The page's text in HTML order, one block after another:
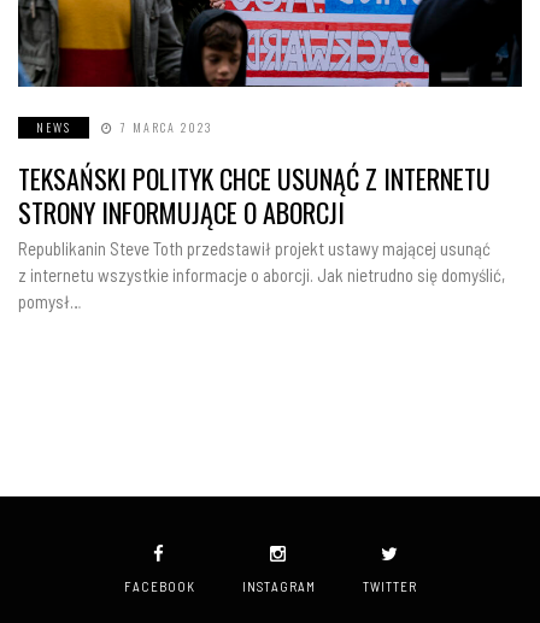
NEWS 7 MARCA 2023
TEKSAŃSKI POLITYK CHCE USUNĄĆ Z INTERNETU
STRONY INFORMUJĄCE O ABORCJI
Republikanin Steve Toth przedstawił projekt ustawy mającej usunąć
z internetu wszystkie informacje o aborcji. Jak nietrudno się domyślić,
pomysł…
FACEBOOK INSTAGRAM TWITTER